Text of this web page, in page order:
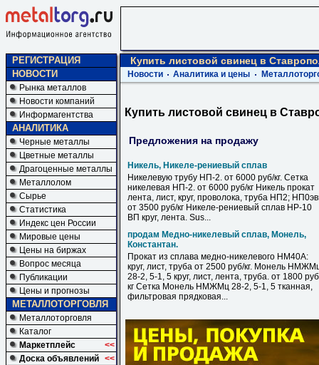
РЕГИСТРАЦИЯ
НОВОСТИ
Рынка металлов
Новости компаний
Информагентства
АНАЛИТИКА
Черные металлы
Цветные металлы
Драгоценные металлы
Металлолом
Сырье
Статистика
Индекс цен России
Мировые цены
Цены на биржах
Вопрос месяца
Публикации
Цены и прогнозы
МЕТАЛЛОТОРГОВЛЯ
Металлоторговля
Каталог
Маркетплейс
<<
Доска объявлений <<
Купить листовой свинец в
Новости Аналитика и цены
Купить листовой свинец в
Предложения на продажу
Никель, Никеле-рениевый сплав
Никелевую трубу НП-2. от 6000 руб/кг. Сетка
никелевая НП-2. от 6000 руб/кг Никель прокат
лента, лист, круг, проволока, труба НП2;
от 3500 руб/кг Никеле-рениевый сплав НР-10
ВП круг, лента. Sus...
продам Медно-никелевый сплав, Монель,
Константан.
Прокат из сплава медно-никелевого НМ40А:
круг, лист, труба от 2500 руб/кг. Монель
28-2, 5-1, 5 круг, лист, лента, труба. от 1800
кг Сетка Монель НМЖМц 28-2, 5-1, 5 тканная,
фильтровая прядковая...